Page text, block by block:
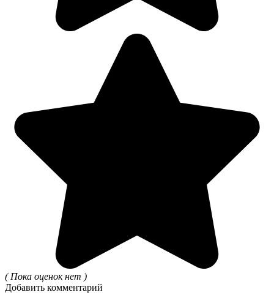
( Пока оценок нет )
Добавить комментарий